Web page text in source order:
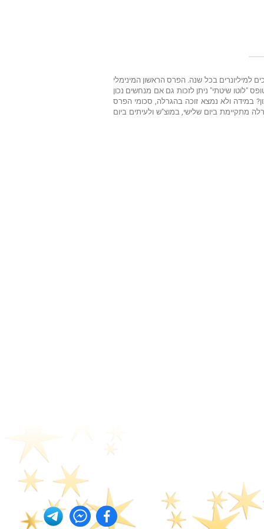
יש להן היסטוריה ארוכה של זכיות גבוהות מאוד. למעלה מ-72 משתתפים הופכים למיליונרים בכל שנה. הפרס הראשון המינימלי
₪ (ובדאבל לוטו 8 מיליון ₪). השווי הכספי של התשלום הגבוה ביותר הסתכם ב-74 מיליון ₪. בטופס "לוטו שיטתי" ניתן לזכות גם אם מנחשים נכון
במידה ולא נמצא זוכה בהגרלה, סכומי הפרס
מתקיימת ביום שלישי, במוצ"ש ולעיתים ביום